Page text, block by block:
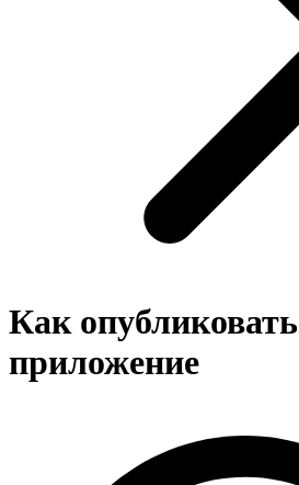
Как опубликовать
приложение